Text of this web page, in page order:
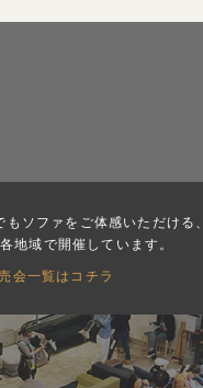
ソファをご体感いただける、
地域で開催しています。
会一覧はコチラ